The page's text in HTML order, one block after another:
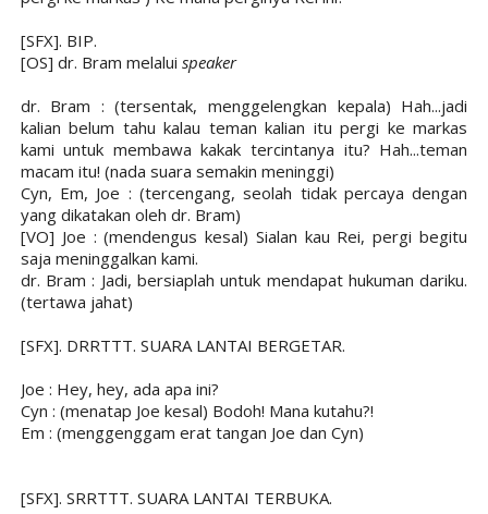
[SFX]. BIP.
[OS] dr. Bram melalui speaker
dr. Bram : (tersentak, menggelengkan kepala) Hah...jadi
kalian belum tahu kalau teman kalian itu pergi ke markas
kami untuk membawa kakak tercintanya itu? Hah...teman
macam itu! (nada suara semakin meninggi)
Cyn, Em, Joe : (tercengang, seolah tidak percaya dengan
yang dikatakan oleh dr. Bram)
[VO] Joe : (mendengus kesal) Sialan kau Rei, pergi begitu
saja meninggalkan kami.
dr. Bram : Jadi, bersiaplah untuk mendapat hukuman dariku.
(tertawa jahat)
[SFX]. DRRTTT. SUARA LANTAI BERGETAR.
Joe : Hey, hey, ada apa ini?
Cyn : (menatap Joe kesal) Bodoh! Mana kutahu?!
Em : (menggenggam erat tangan Joe dan Cyn)
[SFX]. SRRTTT. SUARA LANTAI TERBUKA.